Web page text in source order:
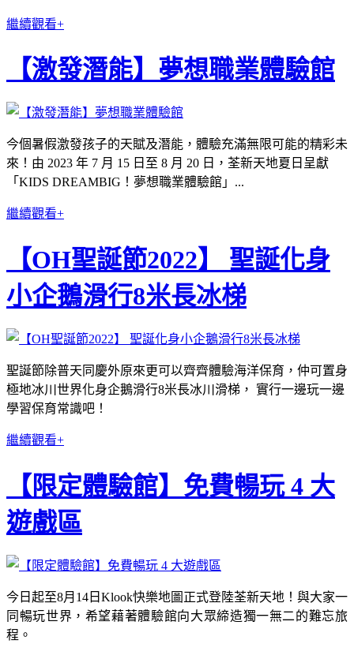
繼續觀看+
【激發潛能】夢想職業體驗館
今個暑假激發孩子的天賦及潛能，體驗充滿無限可能的精彩未
來！由 2023 年 7 月 15 日至 8 月 20 日，荃新天地夏日呈獻
「KIDS DREAMBIG！夢想職業體驗館」...
繼續觀看+
【OH聖誕節2022】 聖誕化身
小企鵝滑行8米長冰梯
聖誕節除普天同慶外原來更可以齊齊體驗海洋保育，仲可置身
極地冰川世界化身企鵝滑行8米長冰川滑梯， 實行一邊玩一邊
學習保育常識吧！
繼續觀看+
【限定體驗館】免費暢玩 4 大
遊戲區
今日起至8月14日Klook快樂地圖正式登陸荃新天地！與大家一
同暢玩世界，希望藉著體驗館向大眾締造獨一無二的難忘旅
程。